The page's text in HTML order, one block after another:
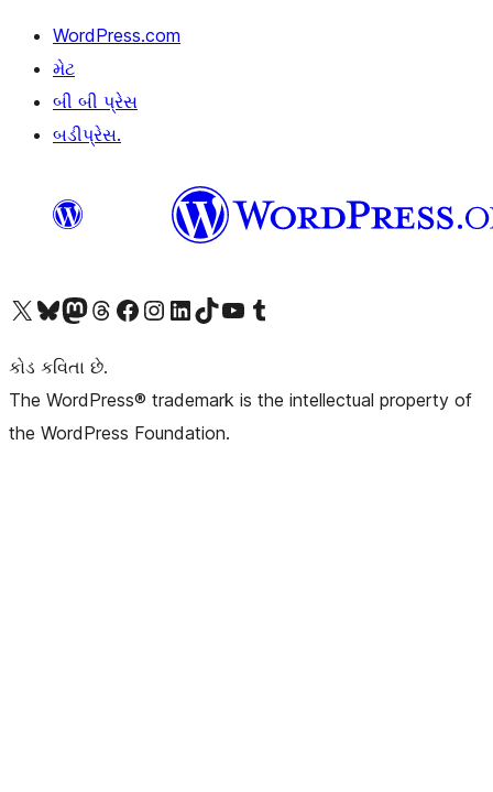
WordPress.com
મેટ
બી બી પ્રેસ
બડીપ્રેસ.
અમારા X (અગાઉ ટ્વિટર) એકાઉન્ટની મુલાકાત લોઅમારા Bluesky એકાઉન્ટની મુલાકાત લોઅમારા માસ્ટોડોન એકાઉન્ટની મુલાકાત લોઅમારા Threads એકાઉન્ટની મુલાકાત લો અમારા ફેસબુક પેજની મુલાકાત લોઅમારા ઇન્સ્ટાગ્રામ એકાઉન્ટની મુલાકાત લો અમારા LinkedIn એકાઉન્ટની મુલાકાત લોઅમારા TikTok એકાઉન્ટની મુલાકાત લોઅમારી YouTube ચેનલની મુલાકાત લો અમારા Tumblr એકાઉન્ટની મુલાકાત લો
કોડ કવિતા છે.
The WordPress® trademark is the intellectual property of
the WordPress Foundation.